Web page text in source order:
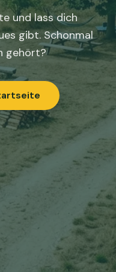
und lass dich
gibt. Schonmal
gehört?